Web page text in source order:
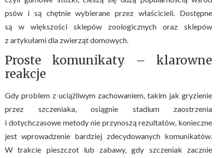
psów i są chętnie wybierane przez właścicieli. Dostępne
są w większości sklepów zoologicznych oraz sklepów
z artykułami dla zwierząt domowych.
Proste komunikaty – klarowne
reakcje
Gdy problem z uciążliwym zachowaniem, takim jak gryzienie
przez szczeniaka, osiągnie stadium zaostrzenia
i dotychczasowe metody nie przynoszą rezultatów, konieczne
jest wprowadzenie bardziej zdecydowanych komunikatów.
W trakcie pieszczot lub zabawy, gdy szczeniak zacznie